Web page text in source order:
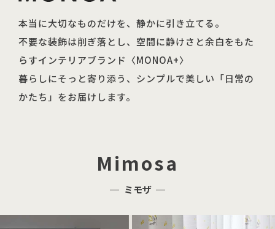
本当に大切なものだけを、静かに引き立てる。
不要な装飾は削ぎ落とし、空間に静けさと余白をもた
らすインテリアブランド〈MONOA+〉
暮らしにそっと寄り添う、シンプルで美しい「日常の
かたち」をお届けします。
Mimosa
ミモザ